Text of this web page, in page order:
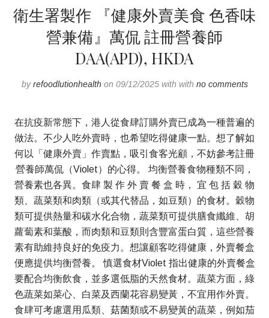
衛生署製作 『健康外賣美食 色香味
營兼備』萬侃 註冊營養師
DAA(APD), HKDA
byrefoodlutionhealth on 09/12/2025 with with no comments
在抗疫新常態下，港人從食肆訂購外賣已成為一種普遍的
做法。不少人吃外賣時，也希望吃得健康一點。想了解如
何以「健康外賣」作賣點，吸引食客光顧，不妨參考註冊
營養師萬侃（Violet）的心得。 均衡營養食物種類不同，
營養素也各異。食肆 製 作 外 賣 餐 盒 時， 宜 包 括 穀 物
類、蔬菜類和肉類（或其代替品，如豆類）的食材。穀物
類可提供熱量和碳水化合物，蔬菜類可提供膳食纖維、胡
蘿蔔素和葉酸，而肉類和豆類則含豐富蛋白質，這些營養
素有助維持良好的免疫力。想讓顧客吃得健康，外賣餐盒
便應提供均衡營養。 慎選食材Violet 指出健康的外賣餐盒
要配合均衡飲食，並多選低脂的天然食材。蔬菜方面，綠
色蔬菜如菜心、白菜及西蘭花容易變黃，不宜用作外賣。
食肆可考慮選用瓜類、菇菌類或不易變黃的蔬菜，例如茄